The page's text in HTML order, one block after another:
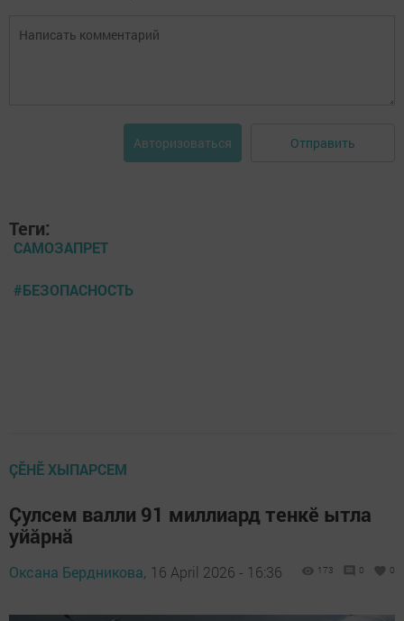
Авторизоваться Отправить
Теги:
САМОЗАПРЕТ
#БЕЗОПАСНОСТЬ
ÇӖНӖ ХЫПАРСЕМ
Çулсем валли 91 миллиард тенкӗ ытла
уйăрнă
Оксана Бердникова, 16 April 2026 - 16:36 173 0 0